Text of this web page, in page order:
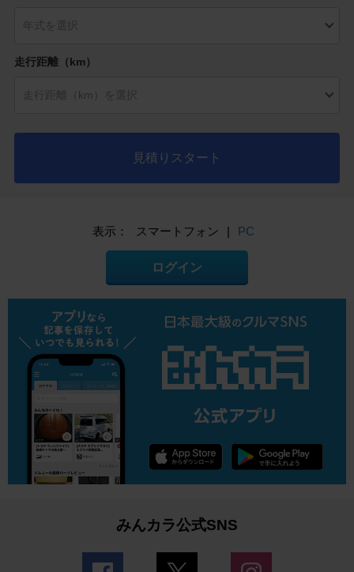
走行距離（km）
見積りスタート
表示： スマートフォン PC
ログイン
みんカラ公式SNS